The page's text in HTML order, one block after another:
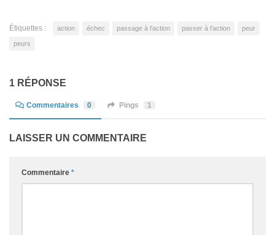
Étiquettes : action échec passage à l'action passer à l'action peur
peurs
1 RÉPONSE
Commentaires 0 Pings 1
LAISSER UN COMMENTAIRE
Commentaire *